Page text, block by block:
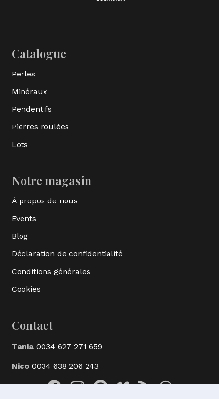
Catalogue
Perles
Minéraux
Pendentifs
Pierres roulées
Lots
Notre magasin
À propos de nous
Events
Blog
Déclaration de confidentialité
Conditions générales
Cookies
Contact
Tania 0034 627 271 659
Nico 0034 638 206 243